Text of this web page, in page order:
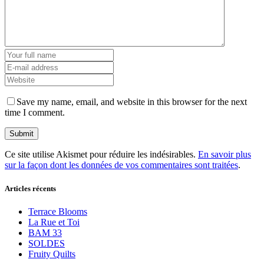
Save my name, email, and website in this browser for the next
time I comment.
Ce site utilise Akismet pour réduire les indésirables. En savoir plus
sur la façon dont les données de vos commentaires sont traitées.
Articles récents
Terrace Blooms
La Rue et Toi
BAM 33
SOLDES
Fruity Quilts